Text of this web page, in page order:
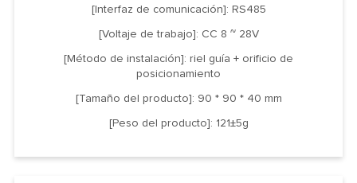
[Interfaz de comunicación]: RS485
[Voltaje de trabajo]: CC 8 ~ 28V
[Método de instalación]: riel guía + orificio de
posicionamiento
[Tamaño del producto]: 90 * 90 * 40 mm
[Peso del producto]: 121±5g